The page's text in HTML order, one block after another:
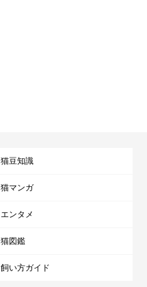
猫豆知識
猫マンガ
エンタメ
猫図鑑
飼い方ガイド